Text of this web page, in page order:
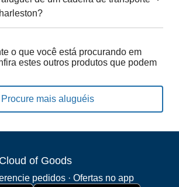
o que você está procurando em
estes outros produtos que podem
Procure mais aluguéis
of Goods
pedidos · Ofertas no app